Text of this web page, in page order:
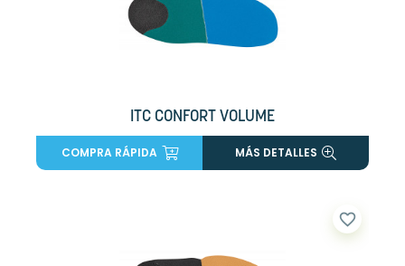
ITC CONFORT VOLUME
COMPRA RÁPIDA MÁS DETALLES
favorite_border